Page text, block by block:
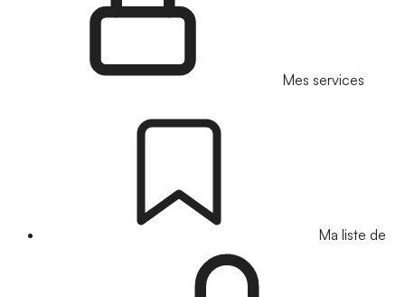
Mes services
Ma liste de